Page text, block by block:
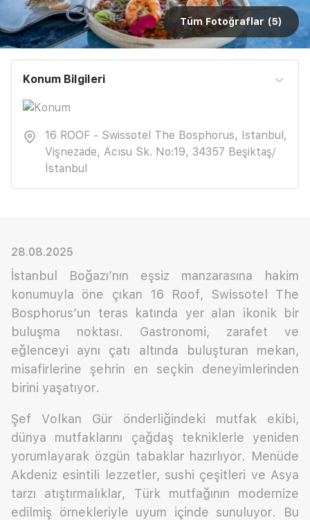
Tüm Fotoğraflar (5)
Konum Bilgileri
16 ROOF - Swissotel The Bosphorus, Istanbul,
Vişnezade, Acısu Sk. No:19, 34357 Beşiktaş/
İstanbul
28.08.2025
İstanbul Boğazı’nın eşsiz manzarasına hakim
konumuyla öne çıkan 16 Roof, Swissotel The
Bosphorus’un teras katında yer alan ikonik bir
buluşma noktası. Gastronomi, zarafet ve
eğlenceyi aynı çatı altında buluşturan mekan,
misafirlerine şehrin en seçkin deneyimlerinden
birini yaşatıyor.
Şef Volkan Gür önderliğindeki mutfak ekibi,
dünya mutfaklarını çağdaş tekniklerle yeniden
yorumlayarak özgün tabaklar hazırlıyor. Menüde
Akdeniz esintili lezzetler, sushi çeşitleri ve Asya
tarzı atıştırmalıklar, Türk mutfağının modernize
edilmiş örnekleriyle uyum içinde sunuluyor. Bu